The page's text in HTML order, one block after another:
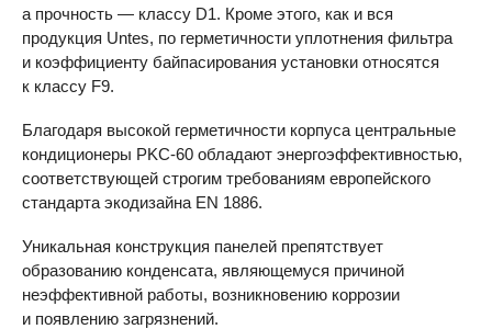
а прочность — классу D1. Кроме этого, как и вся
продукция Untes, по герметичности уплотнения фильтра
и коэффициенту байпасирования установки относятся
к классу F9.
Благодаря высокой герметичности корпуса центральные
кондиционеры PKC-60 обладают энергоэффективностью,
соответствующей строгим требованиям европейского
стандарта экодизайна EN 1886.
Уникальная конструкция панелей препятствует
образованию конденсата, являющемуся причиной
неэффективной работы, возникновению коррозии
и появлению загрязнений.